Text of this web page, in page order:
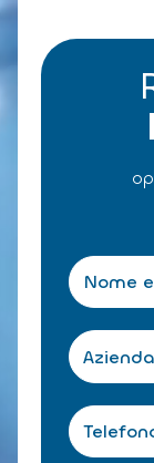
N
o
m
e
e
c
g
n
A
z
e
n
d
T
e